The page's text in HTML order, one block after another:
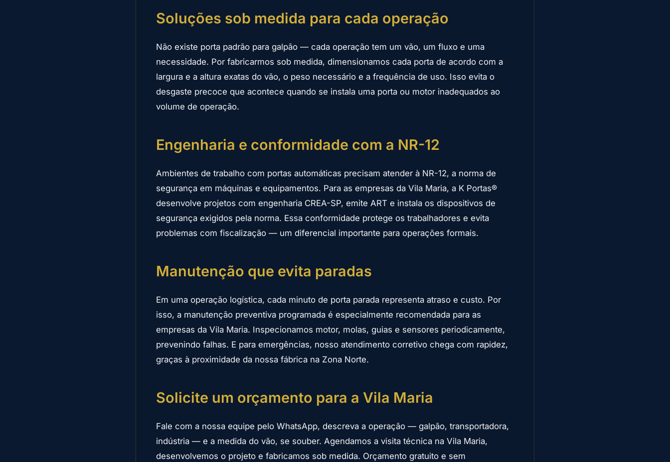
Soluções sob medida para cada operação
Não existe porta padrão para galpão — cada operação tem um vão, um fluxo e uma
necessidade. Por fabricarmos sob medida, dimensionamos cada porta de acordo com a
largura e a altura exatas do vão, o peso necessário e a frequência de uso. Isso evita o
desgaste precoce que acontece quando se instala uma porta ou motor inadequados ao
volume de operação.
Engenharia e conformidade com a NR-12
Ambientes de trabalho com portas automáticas precisam atender à NR-12, a norma de
segurança em máquinas e equipamentos. Para as empresas da Vila Maria, a K Portas®
desenvolve projetos com engenharia CREA-SP, emite ART e instala os dispositivos de
segurança exigidos pela norma. Essa conformidade protege os trabalhadores e evita
problemas com fiscalização — um diferencial importante para operações formais.
Manutenção que evita paradas
Em uma operação logística, cada minuto de porta parada representa atraso e custo. Por
isso, a manutenção preventiva programada é especialmente recomendada para as
empresas da Vila Maria. Inspecionamos motor, molas, guias e sensores periodicamente,
prevenindo falhas. E para emergências, nosso atendimento corretivo chega com rapidez,
graças à proximidade da nossa fábrica na Zona Norte.
Solicite um orçamento para a Vila Maria
Fale com a nossa equipe pelo WhatsApp, descreva a operação — galpão, transportadora,
indústria — e a medida do vão, se souber. Agendamos a visita técnica na Vila Maria,
desenvolvemos o projeto e fabricamos sob medida. Orçamento gratuito e sem